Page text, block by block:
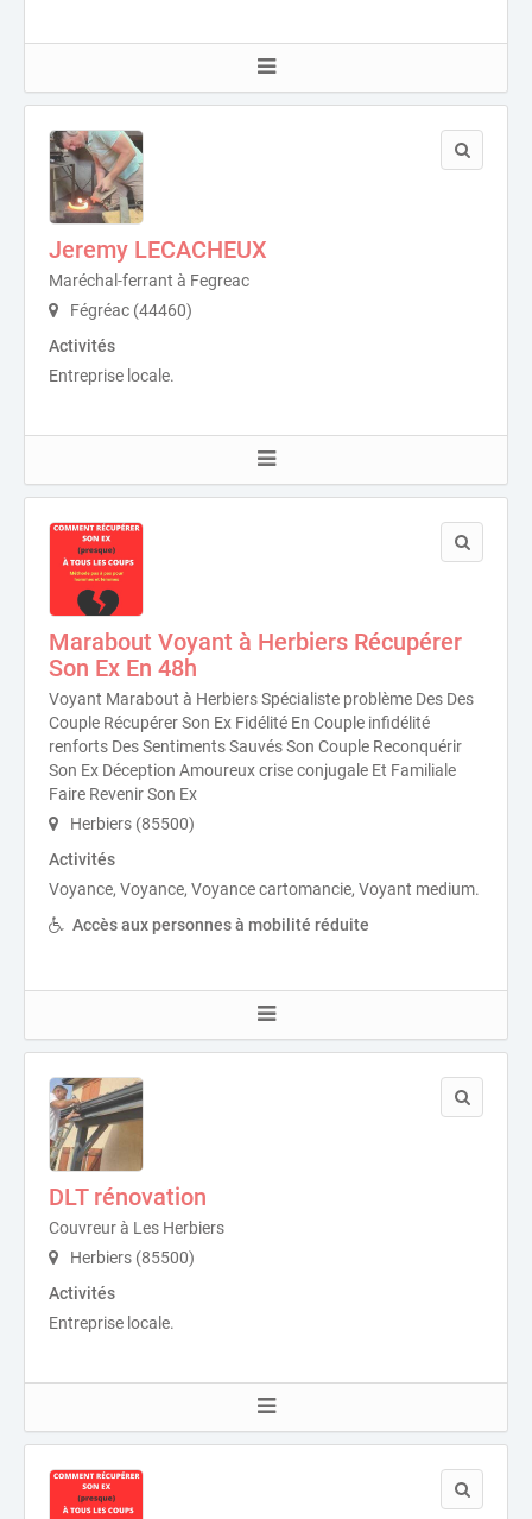
Jeremy LECACHEUX
Maréchal-ferrant à Fegreac
Fégréac (44460)
Activités
Entreprise locale.
Marabout Voyant à Herbiers Récupérer
Son Ex En 48h
Voyant Marabout à Herbiers Spécialiste problème Des Des
Couple Récupérer Son Ex Fidélité En Couple infidélité
renforts Des Sentiments Sauvés Son Couple Reconquérir
Son Ex Déception Amoureux crise conjugale Et Familiale
Faire Revenir Son Ex
Herbiers (85500)
Activités
Voyance, Voyance, Voyance cartomancie, Voyant medium.
Accès aux personnes à mobilité réduite
DLT rénovation
Couvreur à Les Herbiers
Herbiers (85500)
Activités
Entreprise locale.